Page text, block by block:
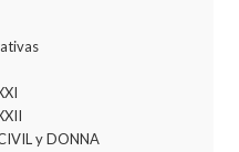
y DONNA